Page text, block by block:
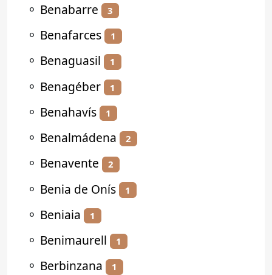
⚬ Benabarre 3
⚬ Benafarces 1
⚬ Benaguasil 1
⚬ Benagéber 1
⚬ Benahavís 1
⚬ Benalmádena 2
⚬ Benavente 2
⚬ Benia de Onís 1
⚬ Beniaia 1
⚬ Benimaurell 1
⚬ Berbinzana 1